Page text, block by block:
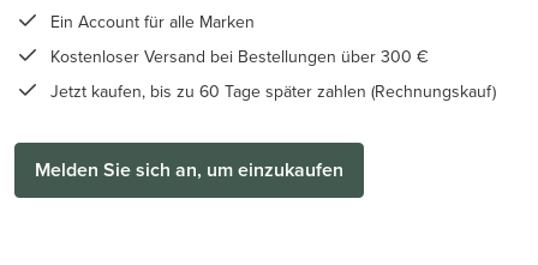
Ein Account für alle Marken
Kostenloser Versand bei Bestellungen über 300 €
Jetzt kaufen, bis zu 60 Tage später zahlen (Rechnungskauf)
Melden Sie sich an, um einzukaufen